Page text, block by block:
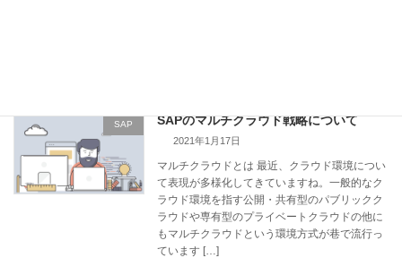
SAP SAPのマルチクラウド戦略について
2021年1月17日
マルチクラウドとは 最近、クラウド環境につい
て表現が多様化してきていますね。一般的なク
ラウド環境を指す公開・共有型のパブリックク
ラウドや専有型のプライベートクラウドの他に
もマルチクラウドという環境方式が巷で流行っ
ています […]